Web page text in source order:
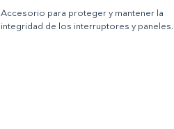
Accesorio para proteger y mantener la
integridad de los interruptores y paneles.